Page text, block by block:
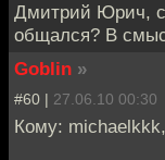
Дмитрий Юрич, с
общался? В
Goblin »
#60 | 27.06.10 00:30
Кому: michaelkkk,